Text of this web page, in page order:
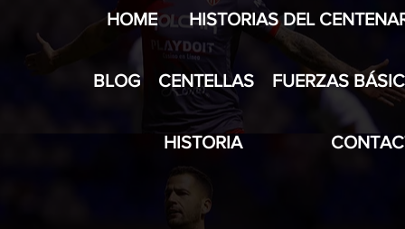
HOME HISTORIAS DEL
BLOG CENTELLAS FUERZAS
HISTORIA